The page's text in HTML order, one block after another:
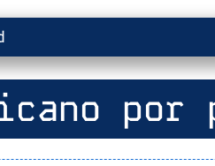
por